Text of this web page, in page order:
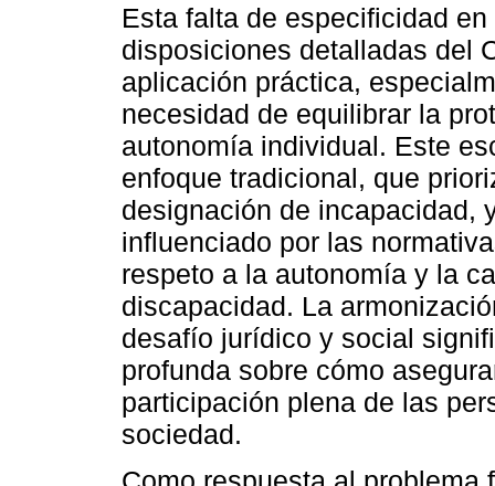
Esta falta de especificidad
disposiciones detalladas del
aplicación práctica,
necesidad de equilibrar la
autonomía individual. Este
enfoque tradicional, que
designación de incapacidad,
influenciado por las
respeto a la autonomía y la
discapacidad. La
desafío jurídico y social
profunda sobre cómo
participación plena de las
sociedad.